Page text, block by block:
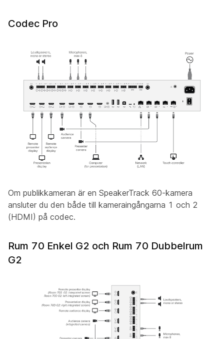
Codec Pro
Om publikkameran är en SpeakerTrack 60-kamera
ansluter du den både till kameraingångarna 1 och 2
(HDMI) på codec.
Rum 70 Enkel G2 och Rum 70 Dubbelrum
G2